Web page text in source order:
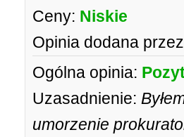
Ceny: Niskie
Opinia dodana
Ogólna opinia:
Uzasadnienie:
umorzenie